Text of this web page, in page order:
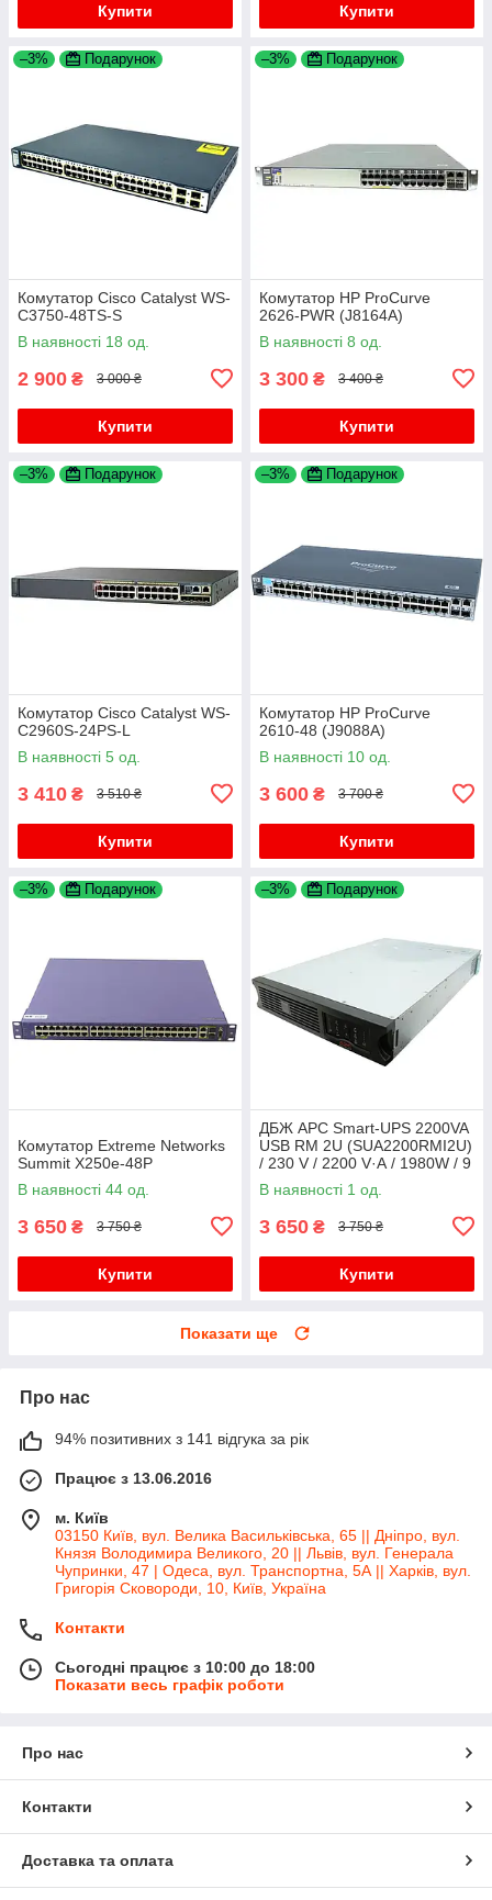
Купити Купити
–3% Подарунок
Комутатор Cisco Catalyst WS-
C3750-48TS-S
В наявності 18 од.
2 900 ₴ 3 000 ₴
Купити
–3% Подарунок
Комутатор HP ProCurve
2626-PWR (J8164A)
В наявності 8 од.
3 300 ₴ 3 400 ₴
Купити
–3% Подарунок
Комутатор Cisco Catalyst WS-
C2960S-24PS-L
В наявності 5 од.
3 410 ₴ 3 510 ₴
Купити
–3% Подарунок
Комутатор HP ProCurve
2610-48 (J9088A)
В наявності 10 од.
3 600 ₴ 3 700 ₴
Купити
–3% Подарунок
Комутатор Extreme Networks
Summit X250e-48P
В наявності 44 од.
3 650 ₴ 3 750 ₴
Купити
–3% Подарунок
ДБЖ APC Smart-UPS 2200VA
USB RM 2U (SUA2200RMI2U)
/ 230 V / 2200 V·А / 1980W / 9
виходів / RS-232, USB,
SmartSlot / Без АКБ
В наявності 1 од.
3 650 ₴ 3 750 ₴
Купити
Показати ще
Про нас
94% позитивних з 141 відгука за рік
Працює з 13.06.2016
м. Київ
03150 Київ, вул. Велика Васильківська, 65 || Дніпро, вул.
Князя Володимира Великого, 20 || Львів, вул. Генерала
Чупринки, 47 | Одеса, вул. Транспортна, 5А || Харків, вул.
Григорія Сковороди, 10, Київ, Україна
Контакти
Сьогодні працює з 10:00 до 18:00
Показати весь графік роботи
Про нас
Контакти
Доставка та оплата